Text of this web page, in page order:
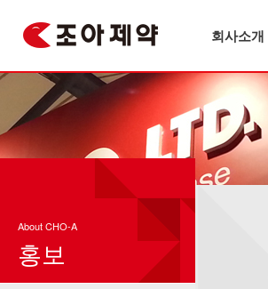
회사소개
About CHO-A
홍보